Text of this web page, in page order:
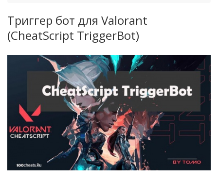
Триггер бот для Valorant
(CheatScript TriggerBot)